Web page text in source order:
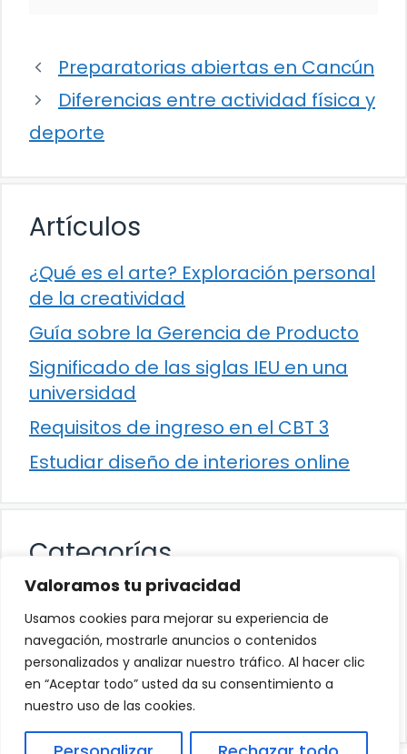
Valoramos tu privacidad
Usamos cookies para mejorar su experiencia de
navegación, mostrarle anuncios o contenidos
personalizados y analizar nuestro tráfico. Al hacer clic
en “Aceptar todo” usted da su consentimiento a
nuestro uso de las cookies.
Preparatorias abiertas en Cancún
Diferencias entre actividad física y
deporte
Artículos
¿Qué es el arte? Exploración personal
de la creatividad
Guía sobre la Gerencia de Producto
Significado de las siglas IEU en una
universidad
Requisitos de ingreso en el CBT 3
Estudiar diseño de interiores online
Categorías
Cultura
Educación
Eventos
Trabajo